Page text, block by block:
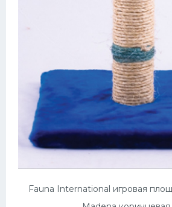
Fauna International игровая